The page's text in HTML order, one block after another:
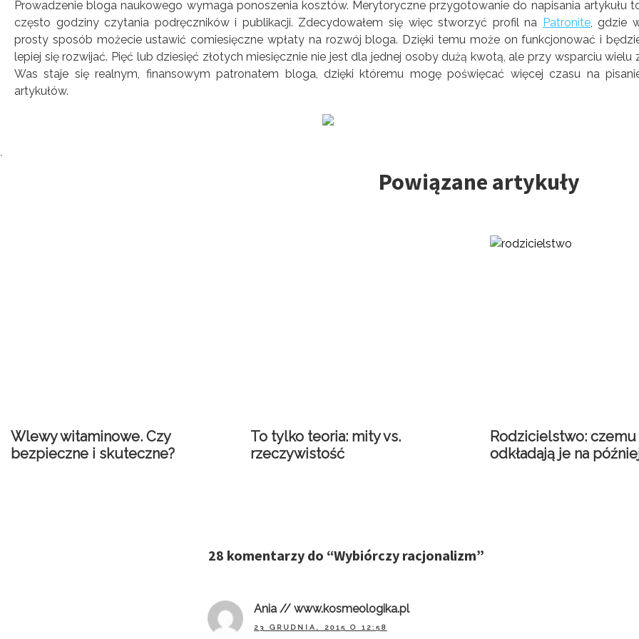
Prowadzenie bloga naukowego wymaga ponoszenia kosztów. Merytoryczne przygotowanie do napisania artykułu
często godziny czytania podręczników i publikacji. Zdecydowałem się więc stworzyć profil na Patronite, gdzie
prosty sposób możecie ustawić comiesięczne wpłaty na rozwój bloga. Dzięki temu może on funkcjonować i
lepiej się rozwijać. Pięć lub dziesięć złotych miesięcznie nie jest dla jednej osoby dużą kwotą, ale przy wsparciu wielu
Was staje się realnym, finansowym patronatem bloga, dzięki któremu mogę poświęcać więcej czasu na
artykułów.
`
Powiązane artykuły
Wlewy witaminowe. Czy
bezpieczne i skuteczne?
To tylko teoria: mity vs.
rzeczywistość
Rodzicielstwo: czemu
odkładają je na
28 komentarzy do “Wybiórczy racjonalizm”
Ania // www.kosmeologika.pl
23 GRUDNIA, 2015 O 12:58